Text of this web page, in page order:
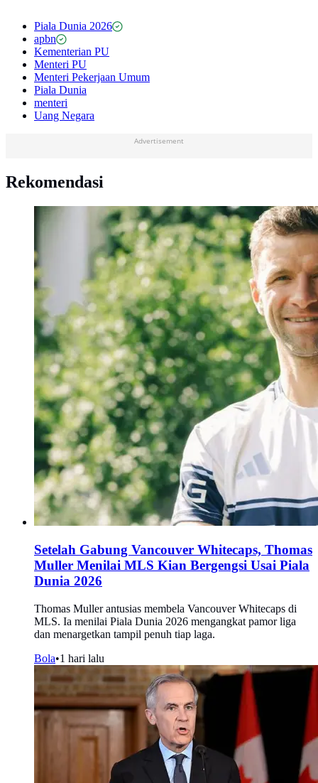
Piala Dunia 2026
apbn
Kementerian PU
Menteri PU
Menteri Pekerjaan Umum
Piala Dunia
menteri
Uang Negara
Advertisement
Rekomendasi
Setelah Gabung Vancouver Whitecaps, Thomas
Muller Menilai MLS Kian Bergengsi Usai Piala
Dunia 2026
Thomas Muller antusias membela Vancouver Whitecaps di
MLS. Ia menilai Piala Dunia 2026 mengangkat pamor liga
dan menargetkan tampil penuh tiap laga.
Bola•1 hari lalu